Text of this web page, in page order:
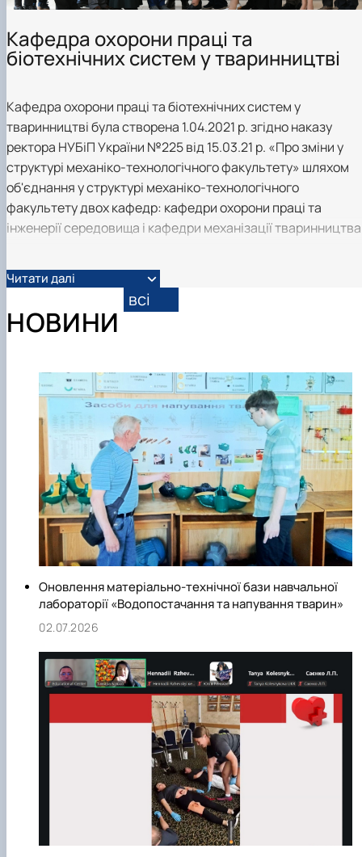
Науковий гурток «Охорона праці в харчових
Кафедра охорони праці та
біотехнічних систем у тваринництві
Кафедра охорони праці та біотехнічних систем у
тваринництві була створена 1.04.2021 р. згідно наказу
ректора НУБіП України №225 від 15.03.21 р. «Про зміни у
структурі механіко-технологічного факультету» шляхом
об'єднання у структурі механіко-технологічного
факультету двох кафедр: кафедри охорони праці та
інженерії середовища і кафедри механізації тваринництва
Читати далі
НОВИНИ
всі
Оновлення матеріально-технічної бази навчальної
лабораторії «Водопостачання та напування тварин»
02.07.2026